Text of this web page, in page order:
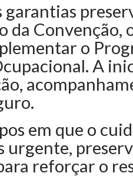
garantias
da
o
A
em que o
urgente,
reforçar o